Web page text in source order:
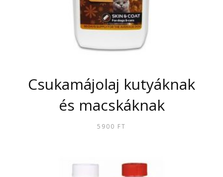
Csukamájolaj kutyáknak
és macskáknak
5900 FT